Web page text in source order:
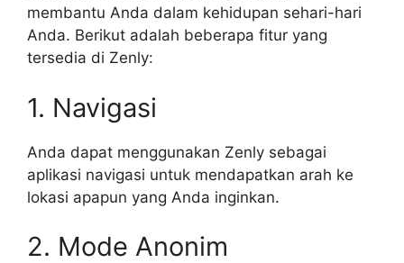
membantu Anda dalam kehidupan sehari-hari
Anda. Berikut adalah beberapa fitur yang
tersedia di Zenly:
1. Navigasi
Anda dapat menggunakan Zenly sebagai
aplikasi navigasi untuk mendapatkan arah ke
lokasi apapun yang Anda inginkan.
2. Mode Anonim